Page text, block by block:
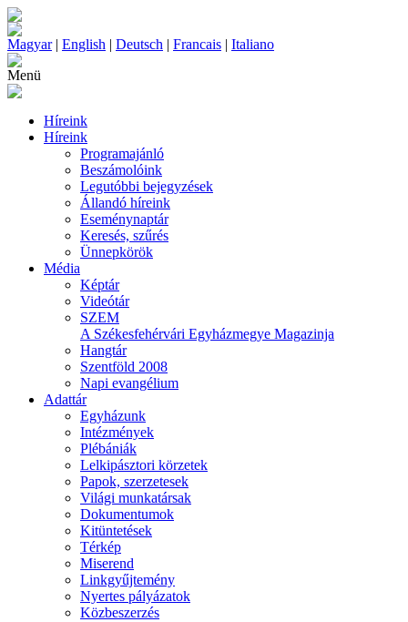
Magyar| English | Deutsch | Francais | Italiano
Menü
Híreink
Híreink
Programajánló
Beszámolóink
Legutóbbi bejegyzések
Állandó híreink
Eseménynaptár
Keresés, szűrés
Ünnepkörök
Média
Képtár
Videótár
SZEM
A Székesfehérvári Egyházmegye Magazinja
Hangtár
Szentföld 2008
Napi evangélium
Adattár
Egyházunk
Intézmények
Plébániák
Lelkipásztori körzetek
Papok, szerzetesek
Világi munkatársak
Dokumentumok
Kitüntetések
Térkép
Miserend
Linkgyűjtemény
Nyertes pályázatok
Közbeszerzés